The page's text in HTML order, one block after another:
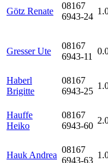
Götz Renate
08167
6943-24
Gresser Ute
08167
6943-11
Haberl
Brigitte
08167
6943-25
Hauffe
Heiko
08167
6943-60
Hauk Andrea
08167
6943-63